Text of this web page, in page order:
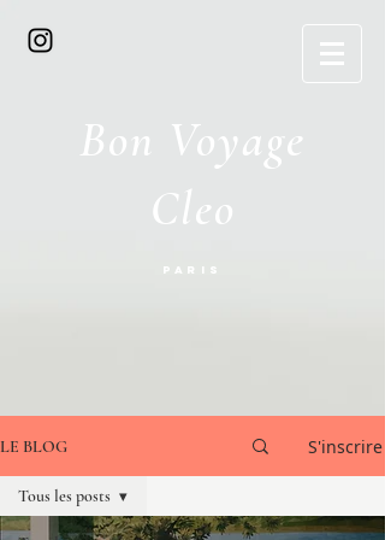
Bon Voyage
Cleo
Paris
LE BLOG S'inscrire
Tous les posts